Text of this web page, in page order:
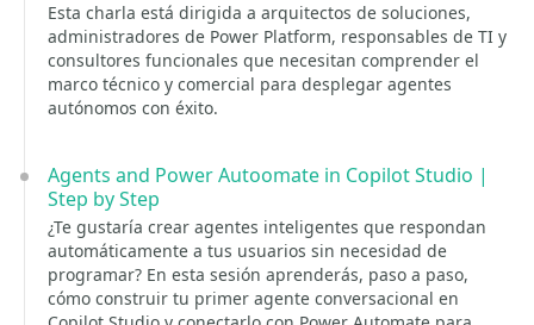
Esta charla está dirigida a arquitectos de soluciones,
administradores de Power Platform, responsables de TI y
consultores funcionales que necesitan comprender el
marco técnico y comercial para desplegar agentes
autónomos con éxito.
Agents and Power Autoomate in Copilot Studio |
Step by Step
¿Te gustaría crear agentes inteligentes que respondan
automáticamente a tus usuarios sin necesidad de
programar? En esta sesión aprenderás, paso a paso,
cómo construir tu primer agente conversacional en